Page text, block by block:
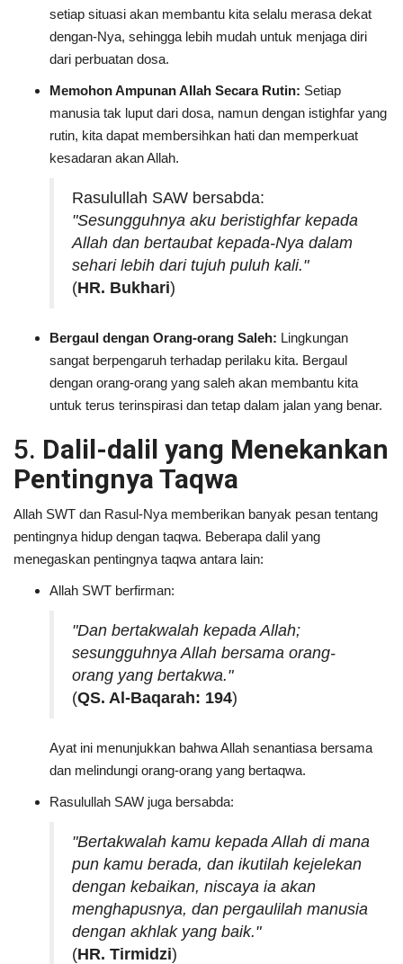
setiap situasi akan membantu kita selalu merasa dekat
dengan-Nya, sehingga lebih mudah untuk menjaga diri
dari perbuatan dosa.
Memohon Ampunan Allah Secara Rutin: Setiap
manusia tak luput dari dosa, namun dengan istighfar yang
rutin, kita dapat membersihkan hati dan memperkuat
kesadaran akan Allah.
Rasulullah SAW bersabda:
"Sesungguhnya aku beristighfar kepada
Allah dan bertaubat kepada-Nya dalam
sehari lebih dari tujuh puluh kali."
(HR. Bukhari)
Bergaul dengan Orang-orang Saleh: Lingkungan
sangat berpengaruh terhadap perilaku kita. Bergaul
dengan orang-orang yang saleh akan membantu kita
untuk terus terinspirasi dan tetap dalam jalan yang benar.
5. Dalil-dalil yang Menekankan
Pentingnya Taqwa
Allah SWT dan Rasul-Nya memberikan banyak pesan tentang
pentingnya hidup dengan taqwa. Beberapa dalil yang
menegaskan pentingnya taqwa antara lain:
Allah SWT berfirman:
"Dan bertakwalah kepada Allah;
sesungguhnya Allah bersama orang-
orang yang bertakwa."
(QS. Al-Baqarah: 194)
Ayat ini menunjukkan bahwa Allah senantiasa bersama
dan melindungi orang-orang yang bertaqwa.
Rasulullah SAW juga bersabda:
"Bertakwalah kamu kepada Allah di mana
pun kamu berada, dan ikutilah kejelekan
dengan kebaikan, niscaya ia akan
menghapusnya, dan pergaulilah manusia
dengan akhlak yang baik."
(HR. Tirmidzi)